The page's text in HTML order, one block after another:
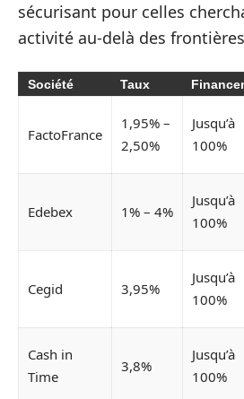
sécurisant pour celles
activité au-delà des
Société Taux
FactoFrance
1,95% –
2,50%
Jusqu’à
100%
Edebex 1% – 4%
Jusqu’à
100%
Cegid 3,95%
Jusqu’à
100%
Cash in
Time
3,8%
Jusqu’à
100%